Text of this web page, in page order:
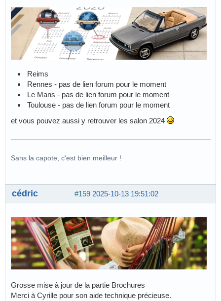
Reims
Rennes - pas de lien forum pour le moment
Le Mans - pas de lien forum pour le moment
Toulouse - pas de lien forum pour le moment
et vous pouvez aussi y retrouver les salon 2024
Sans la capote, c'est bien meilleur !
#159 2025-10-13 19:51:02
cédric
Grosse mise à jour de la partie Brochures
Merci à Cyrille pour son aide technique précieuse.